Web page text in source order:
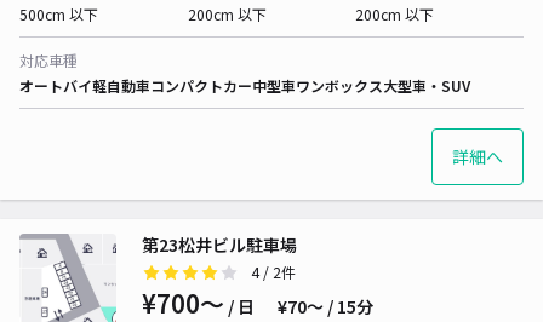
500cm 以下
200cm 以下
200cm 以下
対応車種
オートバイ軽自動車コンパクトカー中型車ワンボックス大型車・SUV
詳細へ
第23松井ビル駐車場
4/ 2件
¥700〜 / 日 ¥70〜 / 15分